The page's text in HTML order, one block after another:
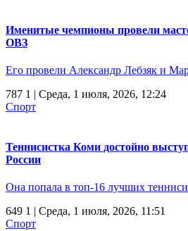
Именитые чемпионы провели
ОВЗ
Его провели Александр Лебзяк и
787 1 | Среда, 1 июля, 2026, 12:24
Спорт
Теннисистка Коми достойно
России
Она попала в топ-16 лучших
649 1 | Среда, 1 июля, 2026, 11:51
Спорт